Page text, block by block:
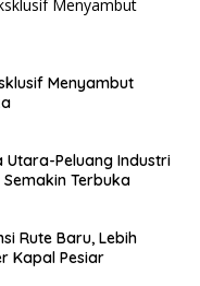
Menyambut
Utara-Peluang Industri
Terbuka
Rute Baru, Lebih
Kapal Pesiar